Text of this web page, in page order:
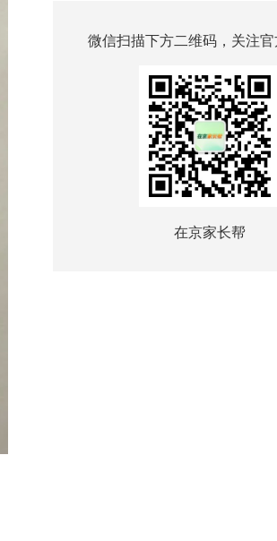
微信扫描下方二维码，关注
在京家长帮